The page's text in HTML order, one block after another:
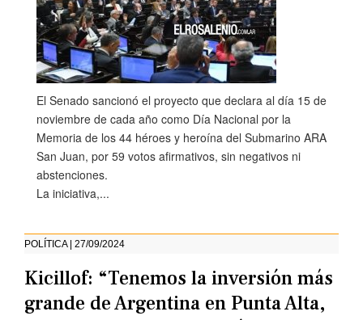
El Senado sancionó el proyecto que declara al día 15 de
noviembre de cada año como Día Nacional por la
Memoria de los 44 héroes y heroína del Submarino ARA
San Juan, por 59 votos afirmativos, sin negativos ni
abstenciones.
La iniciativa,...
POLÍTICA | 27/09/2024
Kicillof: “Tenemos la inversión más
grande de Argentina en Punta Alta,